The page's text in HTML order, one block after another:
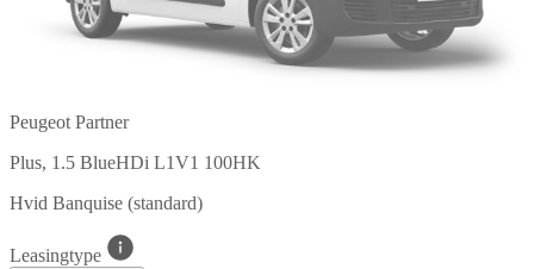
Peugeot Partner
Plus, 1.5 BlueHDi L1V1 100HK
Hvid Banquise (standard)
Leasingtype